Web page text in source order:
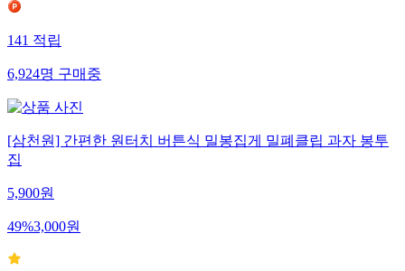
141 적립
6,924명 구매중
[삼천원] 간편한 원터치 버튼식 밀봉집게 밀폐클립 과자 봉투
집
5,900원
49%3,000원